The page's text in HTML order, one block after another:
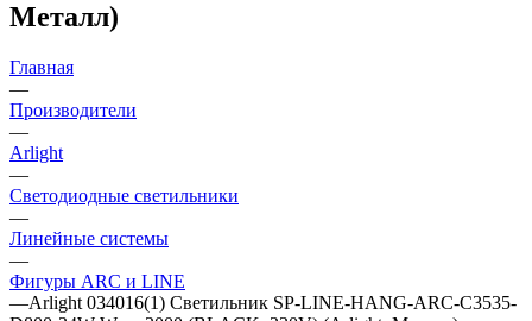
Металл)
Главная
—
Производители
—
Arlight
—
Светодиодные светильники
—
Линейные системы
—
Фигуры ARC и LINE
—Arlight 034016(1) Светильник SP-LINE-HANG-ARC-C3535-